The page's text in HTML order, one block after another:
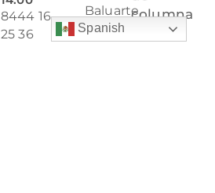
8444 16
25 36
Baluarte,
Saltillo,
Coahuila,
columna
Órtesis
Spanish